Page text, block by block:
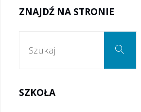
ZNAJDŹ NA STRONIE
Szukaj
SZKOŁA